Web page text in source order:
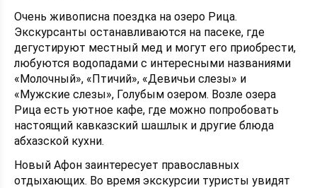
Очень живописна поездка на озеро Рица.
Экскурсанты останавливаются на пасеке, где
дегустируют местный мед и могут его приобрести,
любуются водопадами с интересными названиями
«Молочный», «Птичий», «Девичьи слезы» и
«Мужские слезы», Голубым озером. Возле озера
Рица есть уютное кафе, где можно попробовать
настоящий кавказский шашлык и другие блюда
абхазской кухни.
Новый Афон заинтересует православных
отдыхающих. Во время экскурсии туристы увидят